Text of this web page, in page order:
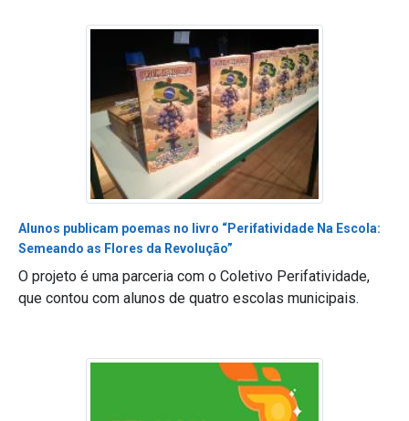
Alunos publicam poemas no livro “Perifatividade Na Escola:
Semeando as Flores da Revolução”
O projeto é uma parceria com o Coletivo Perifatividade,
que contou com alunos de quatro escolas municipais.